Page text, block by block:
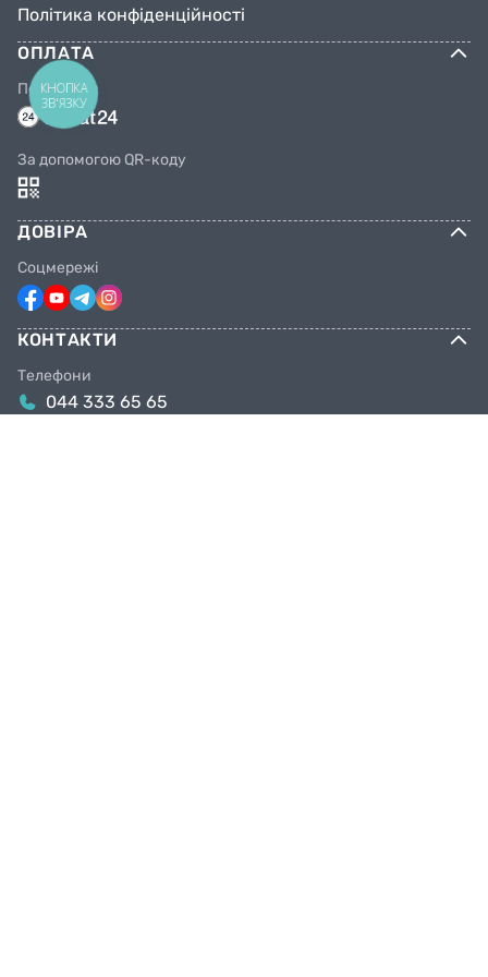
Політика конфіденційності
ОПЛАТА
Переказом
За допомогою QR-коду
ДОВІРА
Соцмережі
КОНТАКТИ
Телефони
044 333 65 65
КНОПКА
ЗВ'ЯЗКУ